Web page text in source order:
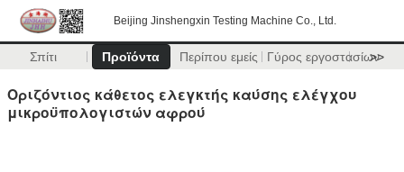
Beijing Jinshengxin Testing Machine Co., Ltd.
Σπίτι Προϊόντα Περίπου εμείς Γύρος εργοστασίων
>>
Οριζόντιος κάθετος ελεγκτής καύσης ελέγχου
μικροϋπολογιστών αφρού